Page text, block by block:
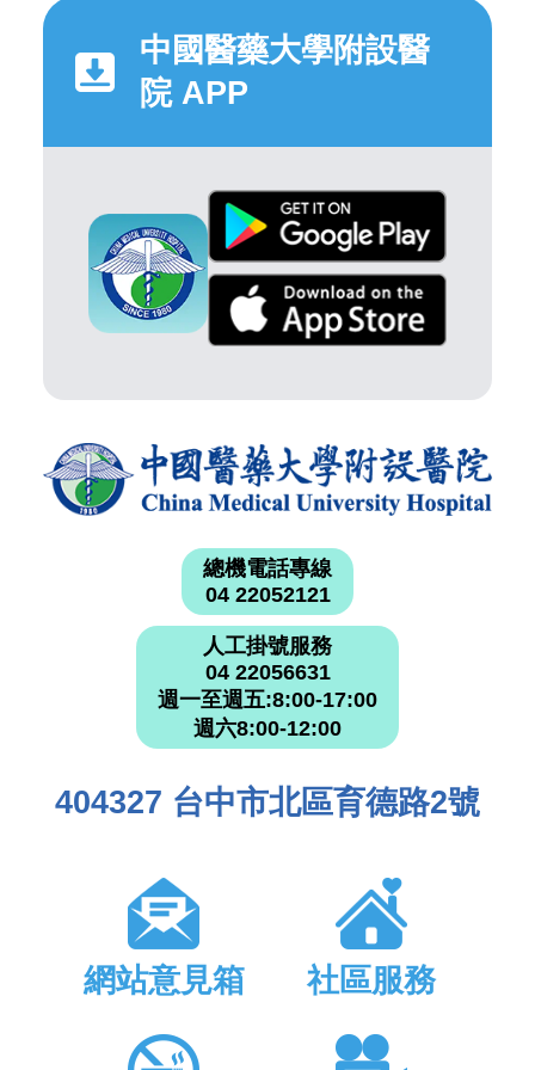
中國醫藥大學附設醫
院 APP
總機電話專線
04 22052121
人工掛號服務
04 22056631
週一至週五:8:00-17:00
週六8:00-12:00
404327 台中市北區育德路2號
網站意見箱 社區服務